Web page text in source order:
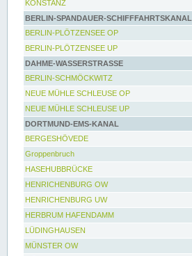
KONSTANZ
BERLIN-SPANDAUER-SCHIFFFAHRTSKANAL
BERLIN-PLÖTZENSEE OP
BERLIN-PLÖTZENSEE UP
DAHME-WASSERSTRASSE
BERLIN-SCHMÖCKWITZ
NEUE MÜHLE SCHLEUSE OP
NEUE MÜHLE SCHLEUSE UP
DORTMUND-EMS-KANAL
BERGESHÖVEDE
Groppenbruch
HASEHUBBRÜCKE
HENRICHENBURG OW
HENRICHENBURG UW
HERBRUM HAFENDAMM
LÜDINGHAUSEN
MÜNSTER OW